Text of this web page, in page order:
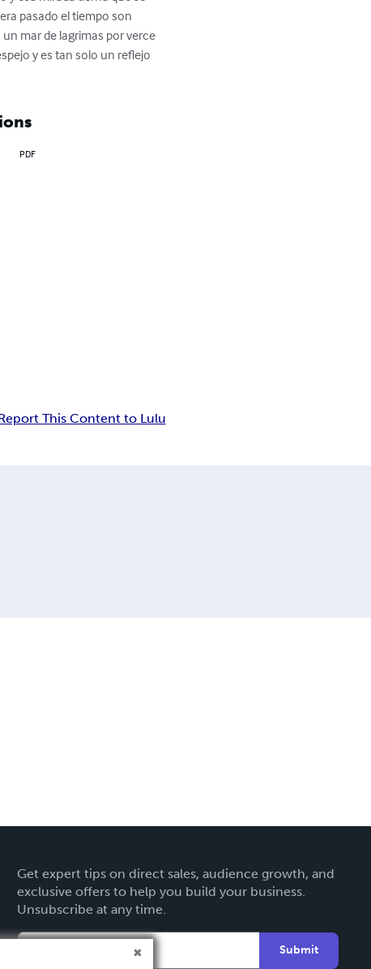
pasado el tiempo son
mar de lagrimas por verce
y es tan solo un reflejo
PDF
This Content to Lulu
Get expert tips on direct sales, audience growth, and
exclusive offers to help you build your business.
Unsubscribe at any time.
Submit